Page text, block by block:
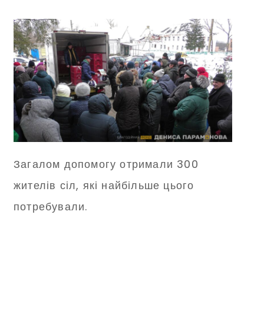
Загалом допомогу отримали 300
жителів сіл, які найбільше цього
потребували.